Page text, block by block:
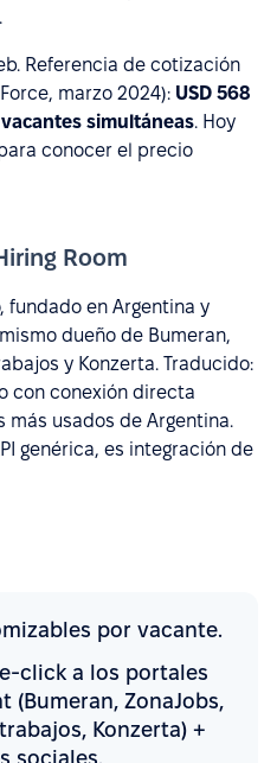
Referencia de cotización
marzo 2024): USD 568
simultáneas. Hoy
conocer el precio
Room
fundado en Argentina y
dueño de Bumeran,
y Konzerta. Traducido:
con conexión directa
usados de Argentina.
genérica, es integración de
por vacante.
click a los portales
(Bumeran, ZonaJobs,
Konzerta) +
sociales.